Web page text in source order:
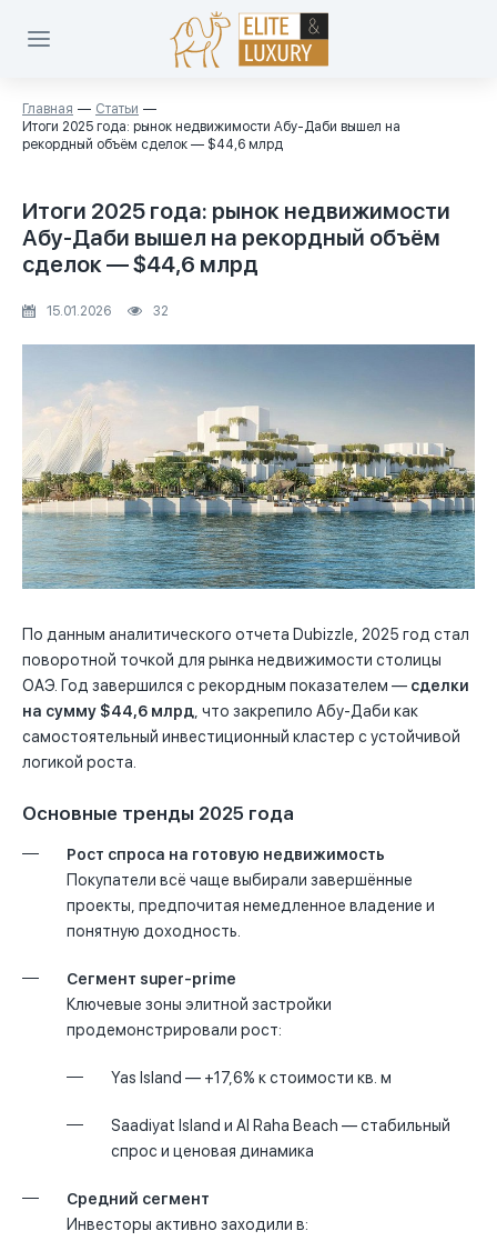
Главная
Статьи
Итоги 2025 года: рынок недвижимости Абу-Даби вышел на
рекордный объём сделок — $44,6 млрд
Итоги 2025 года: рынок недвижимости
Абу-Даби вышел на рекордный объём
сделок — $44,6 млрд
15.01.2026 32
По данным аналитического отчета Dubizzle, 2025 год стал
поворотной точкой для рынка недвижимости столицы
ОАЭ. Год завершился с рекордным показателем — сделки
на сумму $44,6 млрд , что закрепило Абу-Даби как
самостоятельный инвестиционный кластер с устойчивой
логикой роста.
Основные тренды 2025 года
Рост спроса на готовую недвижимость
Покупатели всё чаще выбирали завершённые
проекты, предпочитая немедленное владение и
понятную доходность.
Сегмент super-prime
Ключевые зоны элитной застройки
продемонстрировали рост:
Yas Island — +17,6% к стоимости кв. м
Saadiyat Island и Al Raha Beach — стабильный
спрос и ценовая динамика
Средний сегмент
Инвесторы активно заходили в: